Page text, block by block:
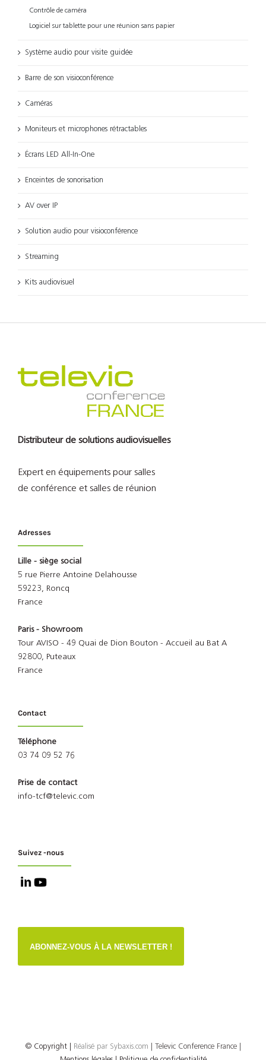
Contrôle de caméra
Logiciel sur tablette pour une réunion sans papier
Système audio pour visite guidée
Barre de son visioconférence
Caméras
Moniteurs et microphones rétractables
Écrans LED All-In-One
Enceintes de sonorisation
AV over IP
Solution audio pour visioconférence
Streaming
Kits audiovisuel
Distributeur de solutions audiovisuelles
Expert en équipements pour salles
de conférence et salles de réunion
Adresses
Lille - siège social
5 rue Pierre Antoine Delahousse
59223, Roncq
France
Paris - Showroom
Tour AVISO - 49 Quai de Dion Bouton - Accueil au Bat A
92800, Puteaux
France
Contact
Téléphone
03 74 09 52 76
Prise de contact
info-tcf@televic.com
Suivez -nous
ABONNEZ-VOUS À LA NEWSLETTER !
© Copyright Réalisé par Sybaxis.com | Televic Conference France |